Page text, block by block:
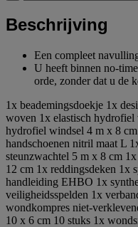
Beschrijving
Een compleet
U heeft binnen no-
orde, zonder dat u de
1x beademingsdoekje 1x
woven 1x elastisch
hydrofiel windsel 4 m x 8
handschoenen nitril maat L
steunzwachtel 5 m x 8 cm
12 cm 1x reddingsdeken 1x
handleiding EHBO 1x
veiligheidsspelden 1x
wondkompres niet-
10 x 6 cm 10 stuks 1x